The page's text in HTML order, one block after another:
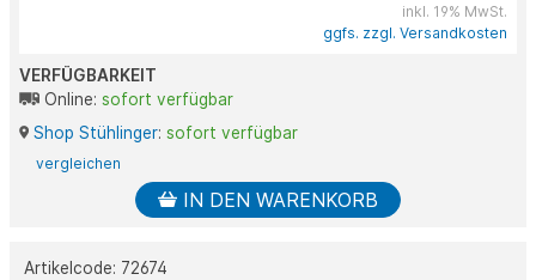
inkl. 19% MwSt.
ggfs. zzgl. Versandkosten
VERFÜGBARKEIT
Online: sofort verfügbar
Shop Stühlinger: sofort verfügbar
vergleichen
IN DEN WARENKORB
Artikelcode: 72674